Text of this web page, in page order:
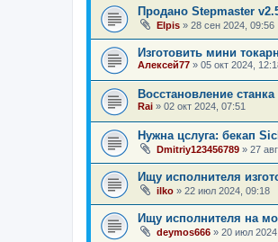
Продано Stepmaster
Elpis » 28 сен 2024, 09:56
Изготовить мини
Алексей77 » 05 окт 2024,
Восстановление
Rai » 02 окт 2024, 07:51
Нужна цслуга: бекап
Dmitriy123456789 » 27
Ищу исполнителя
ilko » 22 июл 2024, 09:18
Ищу исполнителя на
deymos666 » 20 июл